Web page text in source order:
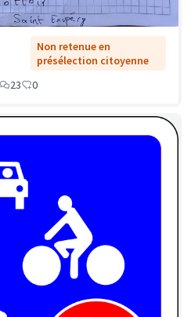
Non retenue en
présélection citoyenne
23 0